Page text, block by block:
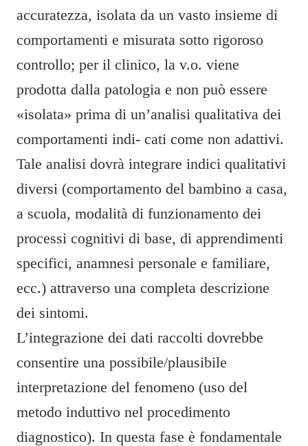
accuratezza, isolata da un vasto insieme di
comportamenti e misurata sotto rigoroso
controllo; per il clinico, la v.o. viene
prodotta dalla patologia e non può essere
«isolata» prima di un’analisi qualitativa dei
comportamenti indi- cati come non adattivi.
Tale analisi dovrà integrare indici qualitativi
diversi (comportamento del bambino a casa,
a scuola, modalità di funzionamento dei
processi cognitivi di base, di apprendimenti
specifici, anamnesi personale e familiare,
ecc.) attraverso una completa descrizione
dei sintomi.
L’integrazione dei dati raccolti dovrebbe
consentire una possibile/plausibile
interpretazione del fenomeno (uso del
metodo induttivo nel procedimento
diagnostico). In questa fase è fondamentale